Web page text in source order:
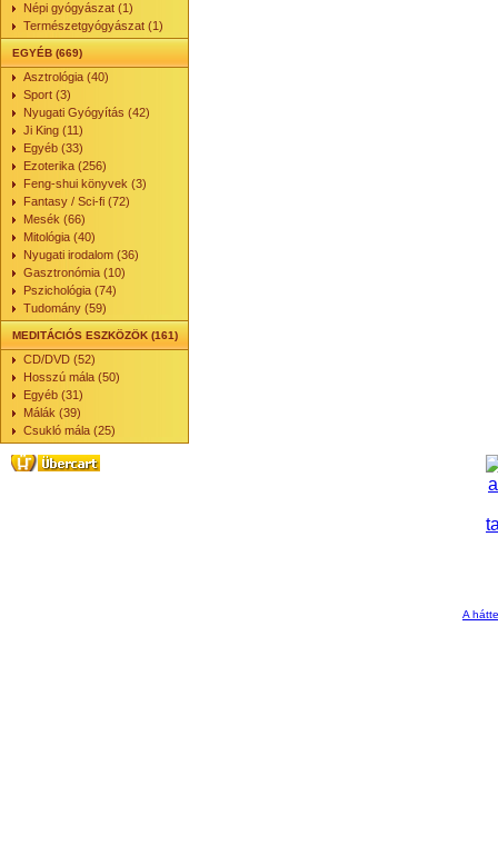
Népi gyógyászat (1)
Természetgyógyászat (1)
EGYÉB (669)
Asztrológia (40)
Sport (3)
Nyugati Gyógyítás (42)
Ji King (11)
Egyéb (33)
Ezoterika (256)
Feng-shui könyvek (3)
Fantasy / Sci-fi (72)
Mesék (66)
Mitológia (40)
Nyugati irodalom (36)
Gasztronómia (10)
Pszichológia (74)
Tudomány (59)
MEDITÁCIÓS ESZKÖZÖK (161)
CD/DVD (52)
Hosszú mála (50)
Egyéb (31)
Málák (39)
Csukló mála (25)
A